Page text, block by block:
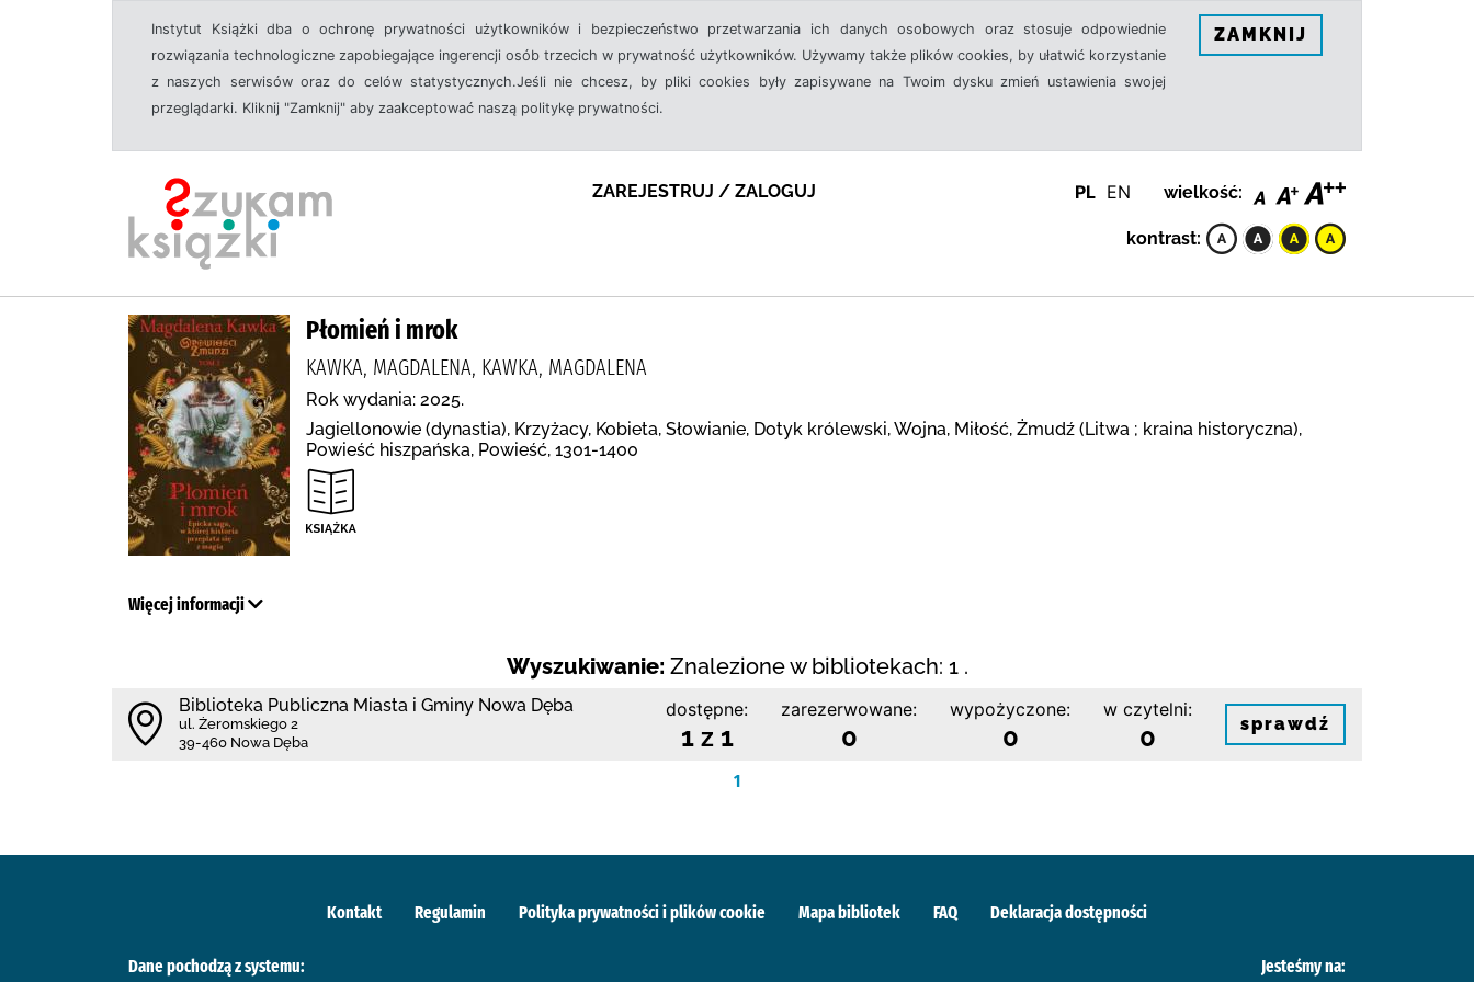
Instytut Książki dba o ochronę prywatności użytkowników i bezpieczeństwo przetwarzania ich danych osobowych oraz stosuje odpowiednie
rozwiązania technologiczne zapobiegające ingerencji osób trzecich w prywatność użytkowników. Używamy także plików cookies, by ułatwić korzystanie
z naszych serwisów oraz do celów statystycznych.Jeśli nie chcesz, by pliki cookies były zapisywane na Twoim dysku zmień ustawienia swojej
przeglądarki. Kliknij "Zamknij" aby zaakceptować naszą politykę prywatności.
ZAMKNIJ
ZAREJESTRUJ / ZALOGUJ PL EN wielkość:
kontrast:
Płomień i mrok
KAWKA, MAGDALENA, KAWKA, MAGDALENA
Rok wydania: 2025.
Jagiellonowie (dynastia), Krzyżacy, Kobieta, Słowianie, Dotyk królewski, Wojna, Miłość, Żmudź (Litwa ; kraina historyczna),
Powieść hiszpańska, Powieść, 1301-1400
Więcej informacji
Wyszukiwanie: Znalezione w bibliotekach: 1 .
Biblioteka Publiczna Miasta i Gminy Nowa Dęba
ul. Żeromskiego 2
39-460 Nowa Dęba
dostępne:
1 z 1
zarezerwowane:
0
wypożyczone:
0
w czytelni:
0 sprawdź
1
Kontakt Regulamin Polityka prywatności i plików cookie Mapa bibliotek FAQ Deklaracja dostępności
Dane pochodzą z systemu: Jesteśmy na: